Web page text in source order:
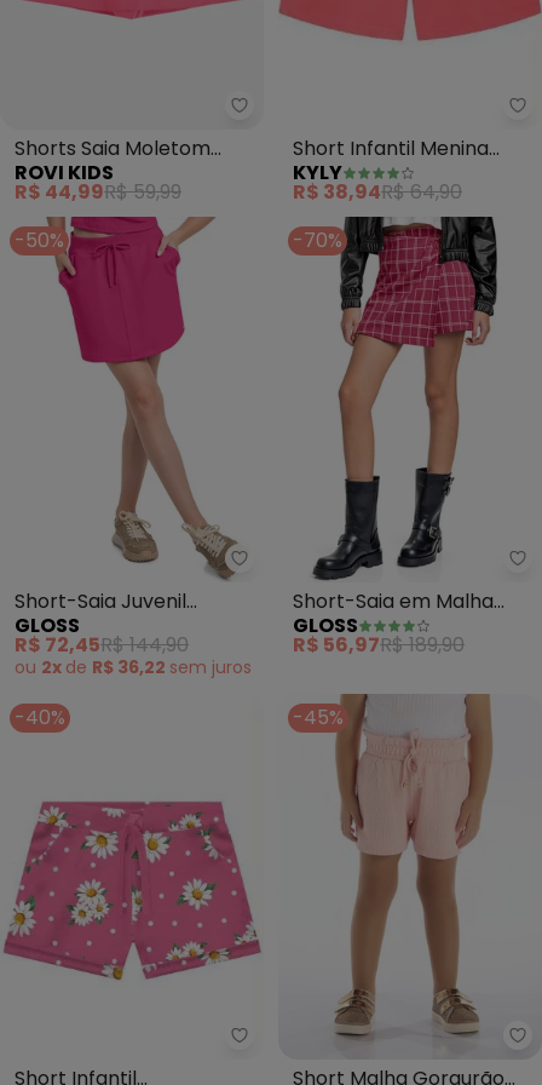
Rovi Kids - Shorts Saia
Shorts Saia Moletom
(Rosa)
ROVI KIDS
R$ 44,99R$ 59,99
Short Infantil Menina
(Pink)
KYLY
R$ 38,94R$ 64,90
-50%
Gloss - Short-Saia Juvenil
Short-Saia Juvenil
Moletom (Rosa)
GLOSS
R$ 72,45R$ 144,90
ou 2x de R$ 36,22 sem juros
-70%
Short-Saia em Malha
Jacquard (Rosa)
GLOSS
R$ 56,97R$ 189,90
-40%
Kyly - Short Infantil
Short Infantil
-45%
Short Malha Gorgurão